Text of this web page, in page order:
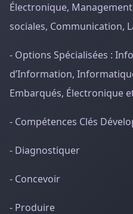
Électronique,
sociales, Communication,
- Options Spécialisées :
d’Information,
Embarqués, Électronique
- Compétences Clés
- Diagnostiquer
- Concevoir
- Produire